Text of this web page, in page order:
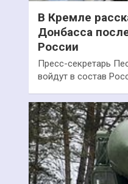
В Кремле
Донбасса
России
Пресс-секретарь
войдут в состав